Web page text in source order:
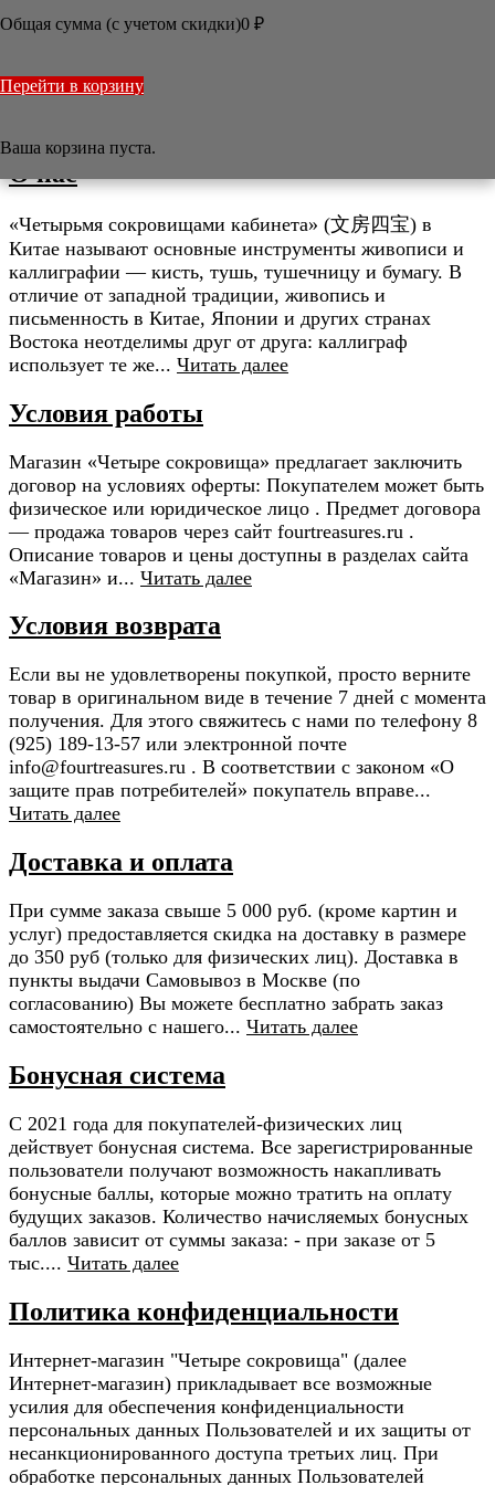
ДАННЫХ
/Информация
О нас
«Четырьмя сокровищами кабинета» (文房四宝) в
Китае называют основные инструменты живописи и
каллиграфии — кисть, тушь, тушечницу и бумагу. В
отличие от западной традиции, живопись и
письменность в Китае, Японии и других странах
Востока неотделимы друг от друга: каллиграф
использует те же... Читать далее
Условия работы
Магазин «Четыре сокровища» предлагает заключить
договор на условиях оферты: Покупателем может быть
физическое или юридическое лицо . Предмет договора
— продажа товаров через сайт fourtreasures.ru .
Описание товаров и цены доступны в разделах сайта
«Магазин» и... Читать далее
Условия возврата
Если вы не удовлетворены покупкой, просто верните
товар в оригинальном виде в течение 7 дней с момента
получения. Для этого свяжитесь с нами по телефону 8
(925) 189-13-57 или электронной почте
info@fourtreasures.ru . В соответствии с законом «О
защите прав потребителей» покупатель вправе...
Читать далее
Доставка и оплата
При сумме заказа свыше 5 000 руб. (кроме картин и
услуг) предоставляется скидка на доставку в размере
до 350 руб (только для физических лиц). Доставка в
пункты выдачи Самовывоз в Москве (по
согласованию) Вы можете бесплатно забрать заказ
самостоятельно с нашего... Читать далее
Бонусная система
С 2021 года для покупателей-физических лиц
действует бонусная система. Все зарегистрированные
пользователи получают возможность накапливать
бонусные баллы, которые можно тратить на оплату
будущих заказов. Количество начисляемых бонусных
баллов зависит от суммы заказа: - при заказе от 5
тыс.... Читать далее
Политика конфиденциальности
Интернет-магазин "Четыре сокровища" (далее
Интернет-магазин) прикладывает все возможные
усилия для обеспечения конфиденциальности
персональных данных Пользователей и их защиты от
несанкционированного доступа третьих лиц. При
обработке персональных данных Пользователей
Общая сумма (с учетом скидки)0 ₽
Перейти в корзину
Ваша корзина пуста.